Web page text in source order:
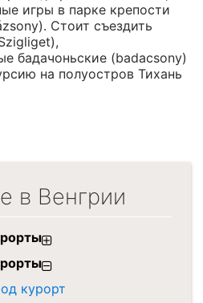
игры в парке крепости
Стоит съездить
бадачоньские (badacsony)
на полуостров Тихань
в Венгрии
курорт